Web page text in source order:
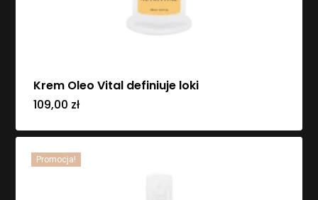
Krem Oleo Vital definiuje loki
109,00 zł
Promocja!